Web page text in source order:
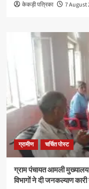
केकड़ी पत्रिका 7 August
ग्रामीण चर्चित पोस्ट
ग्राम पंचायत आमली
विभागों ने दी जनकल्याण